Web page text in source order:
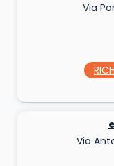
Via
Via